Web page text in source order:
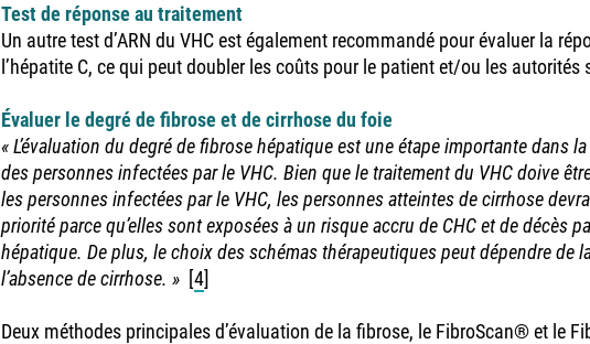
Test de réponse au traitement
Un autre test d’ARN du VHC est également recommandé pour évaluer la
l’hépatite C, ce qui peut doubler les coûts pour le patient et/ou les autorités
Évaluer le degré de fibrose et de cirrhose du foie
« L’évaluation du degré de fibrose hépatique est une étape importante dans
des personnes infectées par le VHC. Bien que le traitement du VHC doive
les personnes infectées par le VHC, les personnes atteintes de cirrhose
priorité parce qu’elles sont exposées à un risque accru de CHC et de décès
hépatique. De plus, le choix des schémas thérapeutiques peut dépendre de
l’absence de cirrhose. » [4]
Deux méthodes principales d’évaluation de la fibrose, le FibroScan® et le